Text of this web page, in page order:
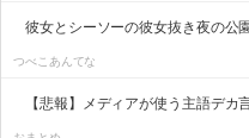
彼女とシーソーの彼女抜き夜の公
つべこあんてな
【悲報】メディアが使う主語デ